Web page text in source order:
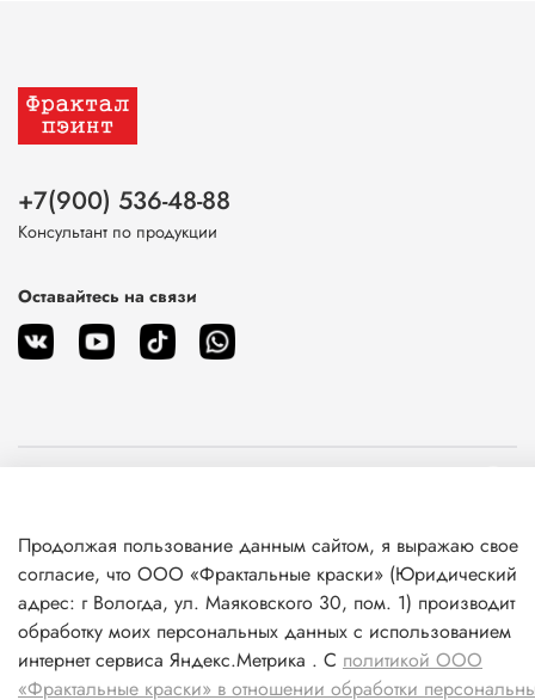
Клиентам
Информация
+7(900) 536-48-88
Консультант по продукции
Оставайтесь на связи
Продолжая пользование данным сайтом, я выражаю свое
согласие, что ООО «Фрактальные краски» (Юридический
адрес: г Вологда, ул. Маяковского 30, пом. 1) производит
обработку моих персональных данных с использованием
интернет сервиса Яндекс.Метрика . С политикой ООО
«Фрактальные краски» в отношении обработки